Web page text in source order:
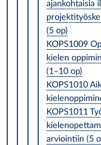
ajankohtaisia
(5 op)
KOPS1009
kielen
(1–10 op)
KOPS1010
KOPS1011
arviointiin (5